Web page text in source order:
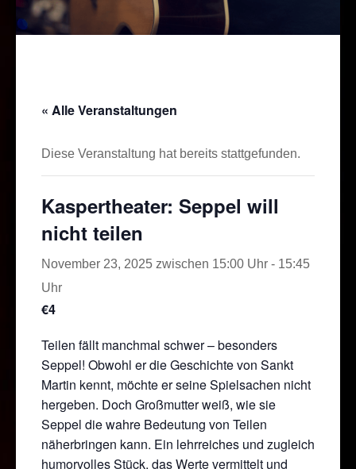
« Alle Veranstaltungen
Diese Veranstaltung hat bereits stattgefunden.
Kaspertheater: Seppel will
nicht teilen
November 23, 2025 zwischen 15:00 Uhr - 15:45
Uhr
€4
Teilen fällt manchmal schwer – besonders
Seppel! Obwohl er die Geschichte von Sankt
Martin kennt, möchte er seine Spielsachen nicht
hergeben. Doch Großmutter weiß, wie sie
Seppel die wahre Bedeutung von Teilen
näherbringen kann. Ein lehrreiches und zugleich
humorvolles Stück, das Werte vermittelt und